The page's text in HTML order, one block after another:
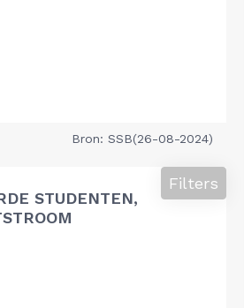
Bron: SSB(26-08-2024)
STUDENTEN,
Filters